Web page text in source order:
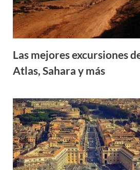
Las mejores excursiones
Atlas, Sahara y más